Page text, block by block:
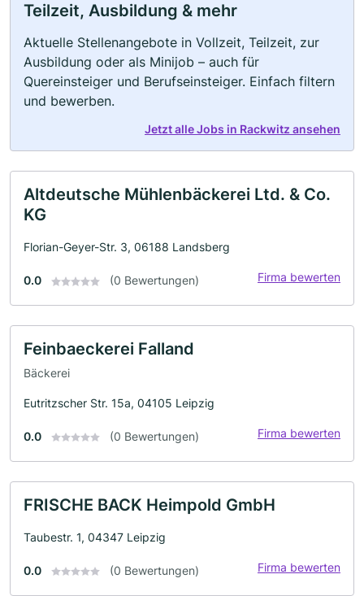
Teilzeit, Ausbildung & mehr
Aktuelle Stellenangebote in Vollzeit, Teilzeit, zur
Ausbildung oder als Minijob – auch für
Quereinsteiger und Berufseinsteiger. Einfach filtern
und bewerben.
Jetzt alle Jobs in Rackwitz ansehen
Altdeutsche Mühlenbäckerei Ltd. & Co.
KG
Florian-Geyer-Str. 3, 06188 Landsberg
0.0 (0 Bewertungen) Firma bewerten
Feinbaeckerei Falland
Bäckerei
Eutritzscher Str. 15a, 04105 Leipzig
0.0 (0 Bewertungen) Firma bewerten
FRISCHE BACK Heimpold GmbH
Taubestr. 1, 04347 Leipzig
0.0 (0 Bewertungen) Firma bewerten